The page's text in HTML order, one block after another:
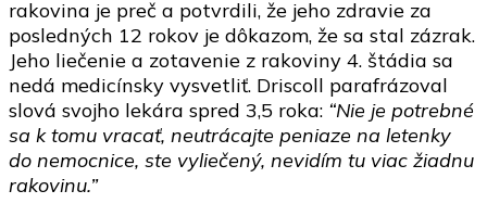
rakovina je preč a potvrdili, že jeho zdravie za
posledných 12 rokov je dôkazom, že sa stal zázrak.
Jeho liečenie a zotavenie z rakoviny 4. štádia sa
nedá medicínsky vysvetliť. Driscoll parafrázoval
slová svojho lekára spred 3,5 roka: “Nie je potrebné
sa k tomu vracať, neutrácajte peniaze na letenky
do nemocnice, ste vyliečený, nevidím tu viac žiadnu
rakovinu.”